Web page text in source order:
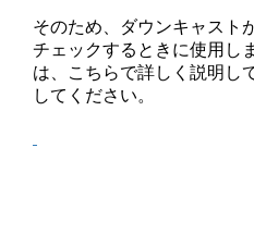
そのため、ダウンキャスト
チェックするときに使用し
は、こちらで詳しく説明し
してください。